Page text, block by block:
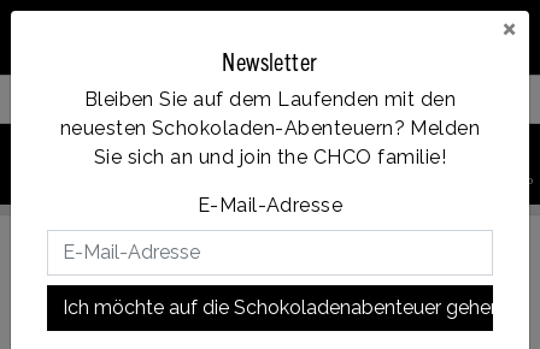
×
Newsletter
Bleiben Sie auf dem Laufenden mit den
neuesten Schokoladen-Abenteuern? Melden
Sie sich an und join the CHCO familie!
E-Mail-Adresse
Ich möchte auf die Schokoladenabenteuer gehen!
Zurück zu Schlagworte|Schlagworte chocolate bar
Filter your products
Ihr Warenkorb